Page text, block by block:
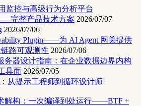
监控与高级行为分析平台
——完整产品技术方案 2026/07/07
2026/07/06
Plugin——为 AI Agent 网关提供
链路可观测性 2026/07/06
务器设计指南：在企业数据边界内构
具面 2026/07/05
：从提示工程师到循环设计师
解构：一次编译到处运行——BTF +